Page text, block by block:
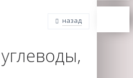
назад